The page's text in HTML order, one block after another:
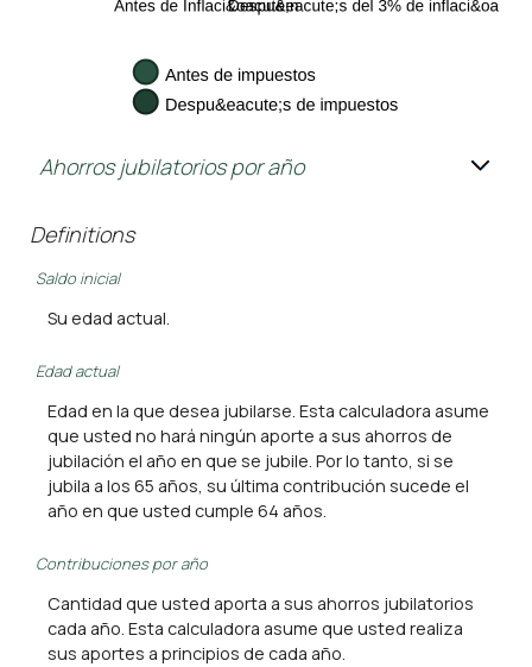
Ahorros jubilatorios por año
Definitions
Saldo inicial
Su edad actual.
Edad actual
Edad en la que desea jubilarse. Esta calculadora asume
que usted no hará ningún aporte a sus ahorros de
jubilación el año en que se jubile. Por lo tanto, si se
jubila a los 65 años, su última contribución sucede el
año en que usted cumple 64 años.
Contribuciones por año
Cantidad que usted aporta a sus ahorros jubilatorios
cada año. Esta calculadora asume que usted realiza
sus aportes a principios de cada año.